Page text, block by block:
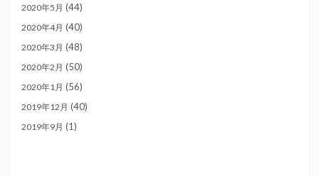
2020年5月 (44)
2020年4月 (40)
2020年3月 (48)
2020年2月 (50)
2020年1月 (56)
2019年12月 (40)
2019年9月 (1)